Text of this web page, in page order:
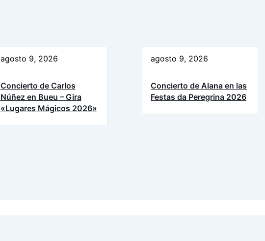
agosto 9, 2026
Concierto de Carlos
Núñez en Bueu – Gira
«Lugares Mágicos 2026»
agosto 9, 2026
Concierto de Alana en las
Festas da Peregrina 2026